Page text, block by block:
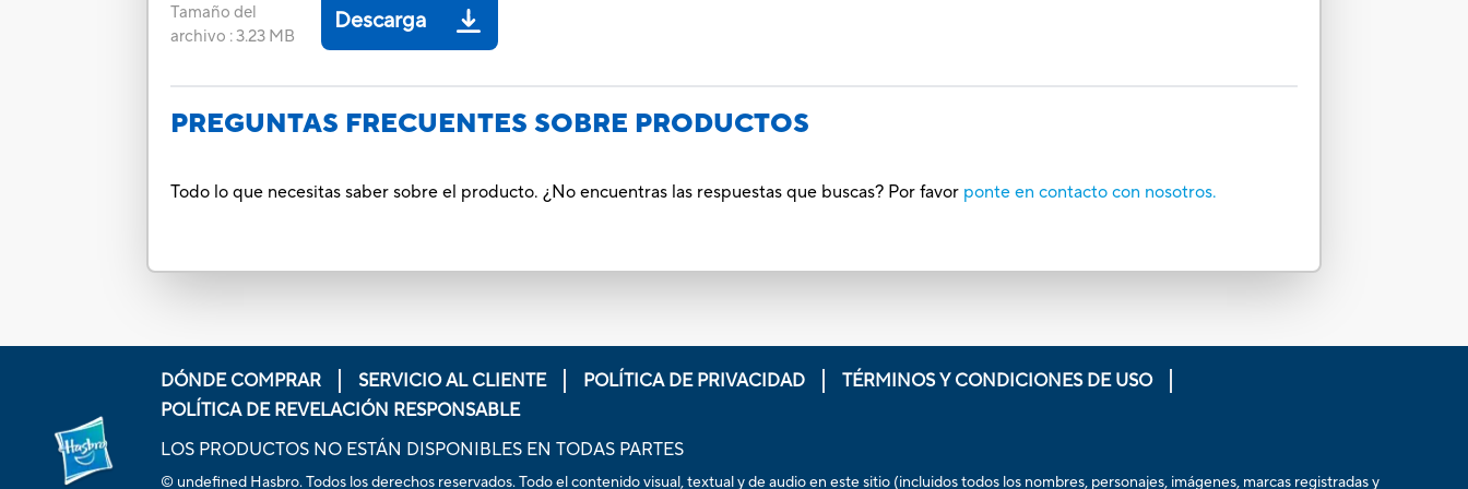
Tamaño del
archivo :3.23 MB
Descarga
PREGUNTAS FRECUENTES SOBRE PRODUCTOS
Todo lo que necesitas saber sobre el producto. ¿No encuentras las respuestas que buscas? Por favor ponte en contacto con nosotros.
DÓNDE COMPRAR SERVICIO AL CLIENTE POLÍTICA DE PRIVACIDAD
TÉRMINOS Y CONDICIONES DE USO
POLÍTICA DE REVELACIÓN RESPONSABLE
LOS PRODUCTOS NO ESTÁN DISPONIBLES EN TODAS PARTES
© undefined Hasbro. Todos los derechos reservados. Todo el contenido visual, textual y de audio en este sitio (incluidos todos los nombres, personajes, imágenes, marcas registradas y